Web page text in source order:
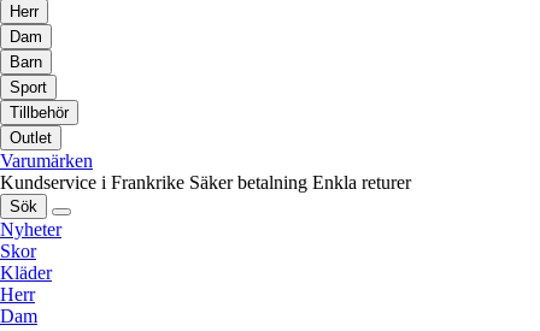
Herr
Dam
Barn
Sport
Tillbehör
Outlet
Varumärken
Kundservice i Frankrike Säker betalning Enkla returer
Sök
Nyheter
Skor
Kläder
Herr
Dam